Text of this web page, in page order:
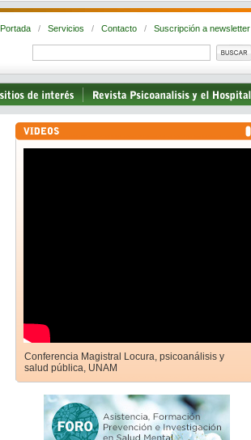
Portada / Servicios / Contacto / Suscripción a newsletter
Conferencia Magistral Locura, psicoanálisis y
salud pública, UNAM